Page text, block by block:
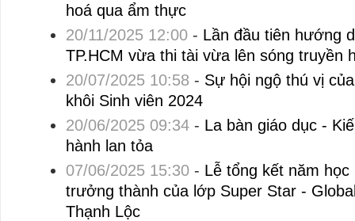
hoá qua ẩm thực
20/11/2025 12:00- Lần đầu tiên hướng
TP.HCM vừa thi tài vừa lên sóng truyền
20/07/2025 10:58 - Sự hội ngộ thú vị
khôi Sinh viên 2024
20/06/2025 09:34- La bàn giáo dục -
hành lan tỏa
07/06/2025 15:30- Lễ tổng kết năm
trưởng thành của lớp Super Star -
Thạnh Lộc